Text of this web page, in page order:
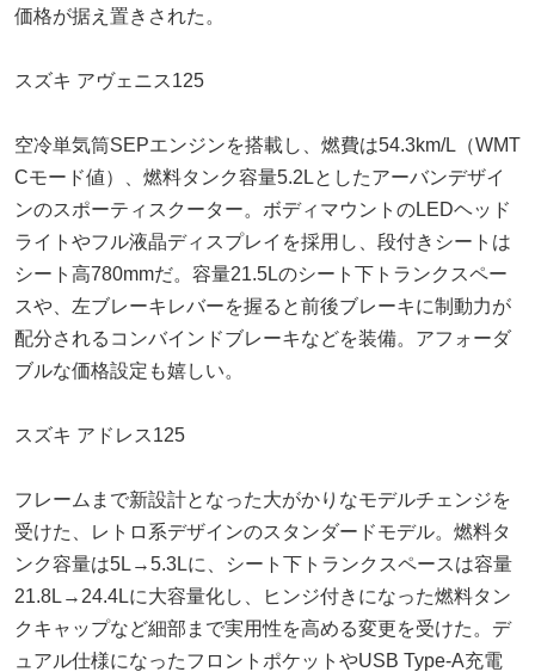
価格が据え置きされた。
スズキ アヴェニス125
空冷単気筒SEPエンジンを搭載し、燃費は54.3km/L（WMT
Cモード値）、燃料タンク容量5.2Lとしたアーバンデザイ
ンのスポーティスクーター。ボディマウントのLEDヘッド
ライトやフル液晶ディスプレイを採用し、段付きシートは
シート高780mmだ。容量21.5Lのシート下トランクスペー
スや、左ブレーキレバーを握ると前後ブレーキに制動力が
配分されるコンバインドブレーキなどを装備。アフォーダ
ブルな価格設定も嬉しい。
スズキ アドレス125
フレームまで新設計となった大がかりなモデルチェンジを
受けた、レトロ系デザインのスタンダードモデル。燃料タ
ンク容量は5L→5.3Lに、シート下トランクスペースは容量
21.8L→24.4Lに大容量化し、ヒンジ付きになった燃料タン
クキャップなど細部まで実用性を高める変更を受けた。デ
ュアル仕様になったフロントポケットやUSB Type-A充電